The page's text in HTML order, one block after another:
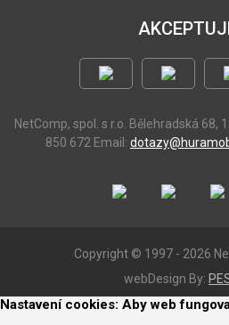
NetComp, spol. s r.o. Bělehradská 68,
850 672 Email:
Copyright © 1997 - 2026
webDesign By:
Nastavení cookies: Aby web